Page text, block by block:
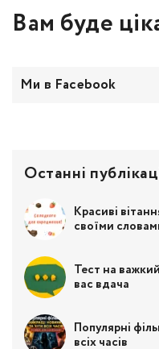
Вам буде
Ми в Facebook
Останні
Красиві
своїми
Тест на
вас вдача
Популярні
всіх часів